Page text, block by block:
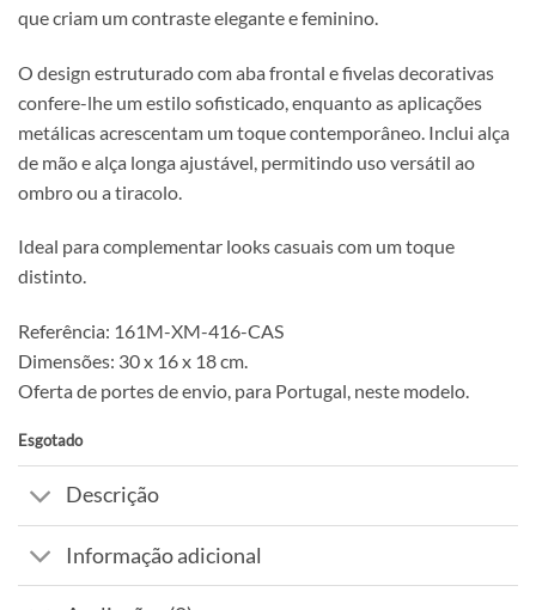
que criam um contraste elegante e feminino.
O design estruturado com aba frontal e fivelas decorativas
confere-lhe um estilo sofisticado, enquanto as aplicações
metálicas acrescentam um toque contemporâneo. Inclui alça
de mão e alça longa ajustável, permitindo uso versátil ao
ombro ou a tiracolo.
Ideal para complementar looks casuais com um toque
distinto.
Referência: 161M-XM-416-CAS
Dimensões: 30 x 16 x 18 cm.
Oferta de portes de envio, para Portugal, neste modelo.
Esgotado
Descrição
Informação adicional